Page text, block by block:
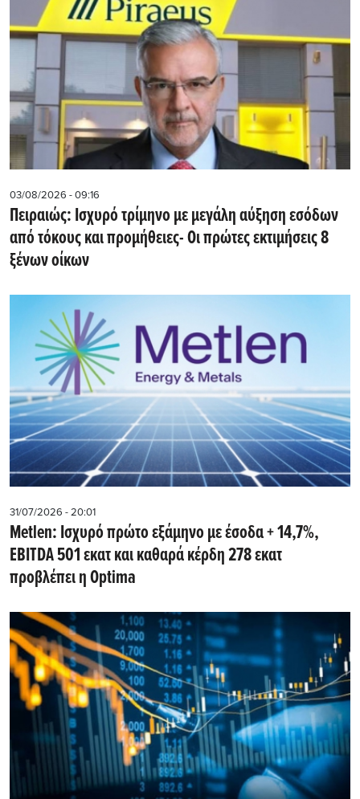
03/08/2026 - 09:16
Πειραιώς: Ισχυρό τρίμηνο με μεγάλη αύξηση εσόδων
από τόκους και προμήθειες- Oι πρώτες εκτιμήσεις 8
ξένων οίκων
31/07/2026 - 20:01
Metlen: Iσχυρό πρώτο εξάμηνο με έσοδα + 14,7%,
EBITDA 501 εκατ και καθαρά κέρδη 278 εκατ
προβλέπει η Optima